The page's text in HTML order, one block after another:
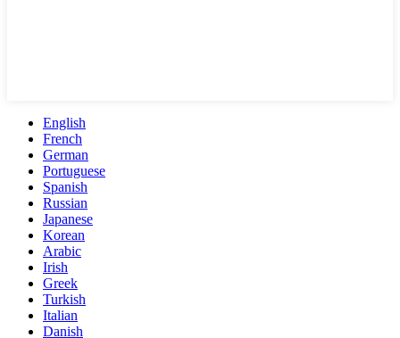
English
French
German
Portuguese
Spanish
Russian
Japanese
Korean
Arabic
Irish
Greek
Turkish
Italian
Danish